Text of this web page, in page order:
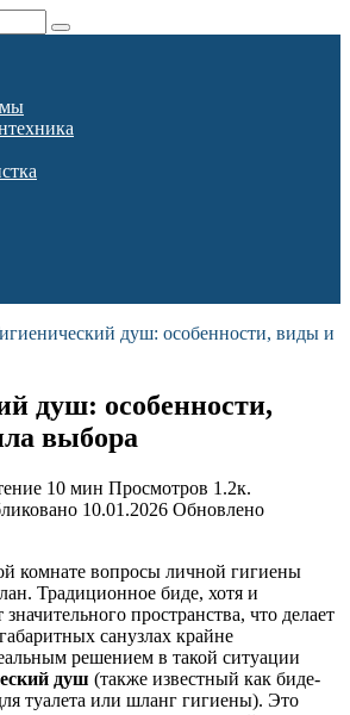
душ: особенности, виды и
душ: особенности,
выбора
10 мин Просмотров 1.2к.
10.01.2026 Обновлено
комнате вопросы личной гигиены
Традиционное биде, хотя и
пространства, что делает
санузлах крайне
решением в такой ситуации
душ (также известный как биде-
туалета или шланг гигиены). Это